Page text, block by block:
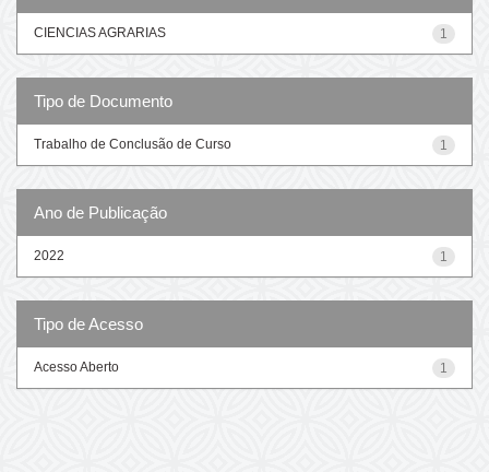
1
CIENCIAS AGRARIAS
Tipo de Documento
1
Trabalho de Conclusão de Curso
Ano de Publicação
1
2022
Tipo de Acesso
1
Acesso Aberto